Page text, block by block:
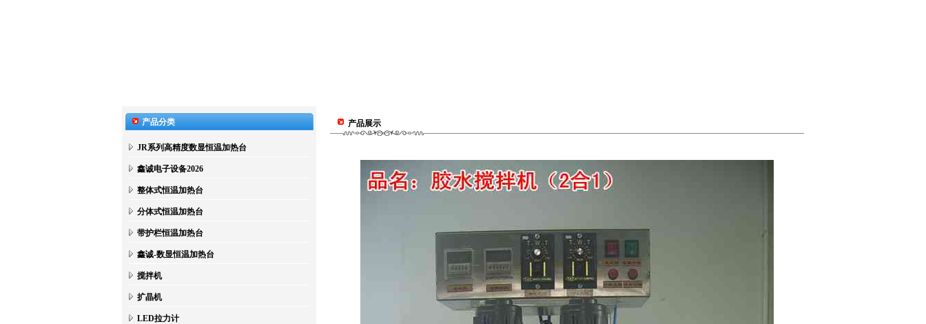
产品分类
JR系列高精度数显恒温加热台
鑫诚电子设备2026
整体式恒温加热台
分体式恒温加热台
带护栏恒温加热台
鑫诚-数显恒温加热台
搅拌机
扩晶机
LED拉力计
产品展示